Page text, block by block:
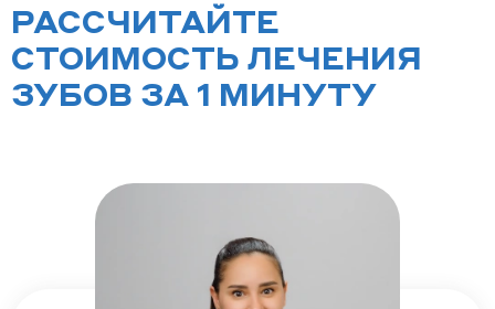
РАССЧИТАЙТЕ
СТОИМОСТЬ ЛЕЧЕНИЯ
ЗУБОВ ЗА 1 МИНУТУ